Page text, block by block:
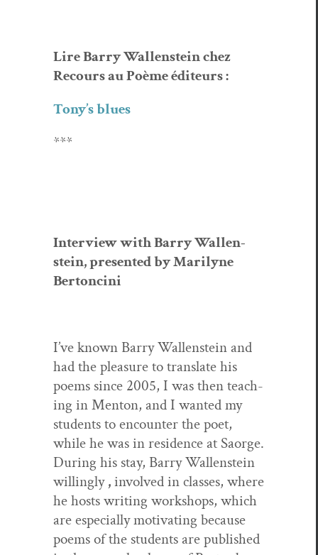
Lire Bar­ry Wal­len­stein chez
Recours au Poème éditeurs :
Tony’s blues
***
Inter­view with Bar­ry Wal­len­
stein, pre­sent­ed by Mar­i­lyne
Bertoncini
I’ve known Bar­ry Wal­len­stein and
had the plea­sure to trans­late his
poems since 2005, I was then teach­
ing in Men­ton, and I want­ed my
stu­dents to encounter the poet,
while he was in res­i­dence at Saorge.
Dur­ing his stay, Bar­ry Wal­len­stein
will­ing­ly,involved in class­es, where
he hosts writ­ing work­shops, which
are espe­cial­ly moti­vat­ing because
poems of the stu­dents are pub­lished